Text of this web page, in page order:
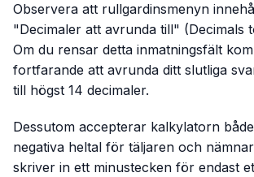
Observera att rullgardinsmenyn
"Decimaler att avrunda till" (Decimals
Om du rensar detta inmatningsfält
fortfarande att avrunda ditt slutliga
till högst 14 decimaler.
Dessutom accepterar kalkylatorn
negativa heltal för täljaren och
skriver in ett minustecken för endast